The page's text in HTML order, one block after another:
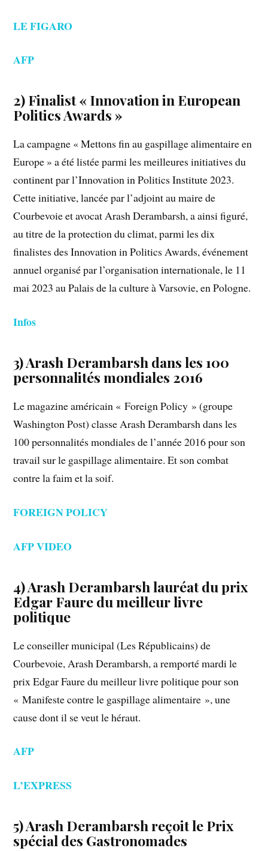
LE FIGARO
AFP
2) Finalist « Innovation in European
Politics Awards »
La campagne « Mettons fin au gaspillage alimentaire en
Europe » a été listée parmi les meilleures initiatives du
continent par l’Innovation in Politics Institute 2023.
Cette initiative, lancée par l’adjoint au maire de
Courbevoie et avocat Arash Derambarsh, a ainsi figuré,
au titre de la protection du climat, parmi les dix
finalistes des Innovation in Politics Awards, événement
annuel organisé par l’organisation internationale, le 11
mai 2023 au Palais de la culture à Varsovie, en Pologne.
Infos
3) Arash Derambarsh dans les 100
personnalités mondiales 2016
Le magazine américain « Foreign Policy » (groupe
Washington Post) classe Arash Derambarsh dans les
100 personnalités mondiales de l’année 2016 pour son
travail sur le gaspillage alimentaire. Et son combat
contre la faim et la soif.
FOREIGN POLICY
AFP VIDEO
4) Arash Derambarsh lauréat du prix
Edgar Faure du meilleur livre
politique
Le conseiller municipal (Les Républicains) de
Courbevoie, Arash Derambarsh, a remporté mardi le
prix Edgar Faure du meilleur livre politique pour son
« Manifeste contre le gaspillage alimentaire », une
cause dont il se veut le héraut.
AFP
L’EXPRESS
5) Arash Derambarsh reçoit le Prix
spécial des Gastronomades